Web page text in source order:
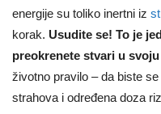
energije su toliko inertni iz
korak. Usudite se! To je
preokrenete stvari u
životno pravilo – da biste
strahova i određena doza